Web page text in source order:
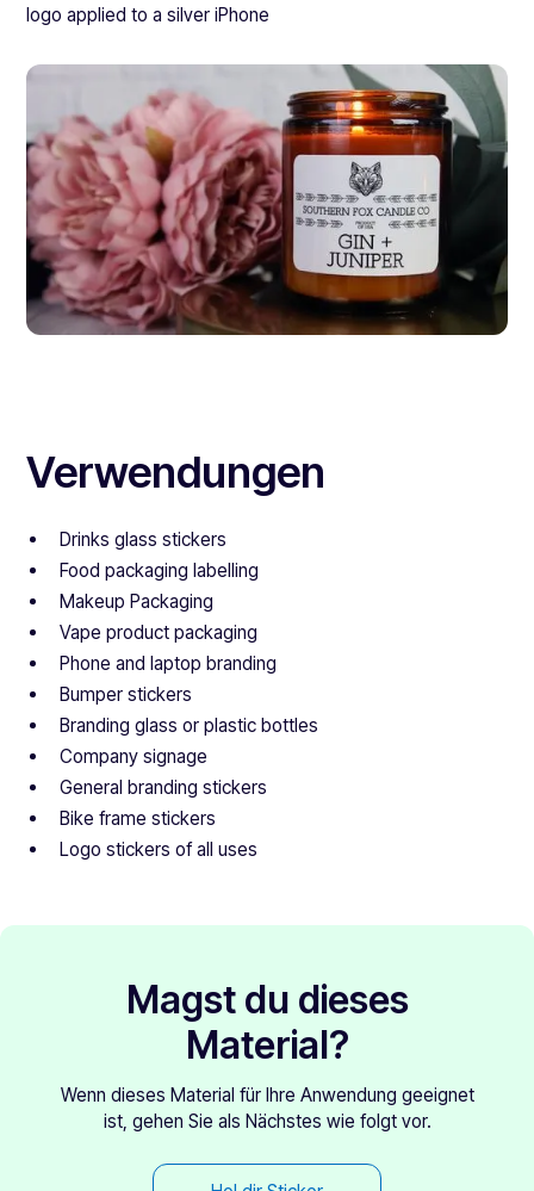
Verwendungen
Drinks glass stickers
Food packaging labelling
Makeup Packaging
Vape product packaging
Phone and laptop branding
Bumper stickers
Branding glass or plastic bottles
Company signage
General branding stickers
Bike frame stickers
Logo stickers of all uses
Magst du dieses
Material?
Wenn dieses Material für Ihre Anwendung geeignet
ist, gehen Sie als Nächstes wie folgt vor.